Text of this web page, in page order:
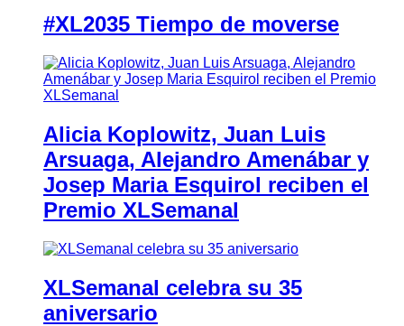
#XL2035 Tiempo de moverse
Alicia Koplowitz, Juan Luis
Arsuaga, Alejandro Amenábar y
Josep Maria Esquirol reciben el
Premio XLSemanal
XLSemanal celebra su 35
aniversario